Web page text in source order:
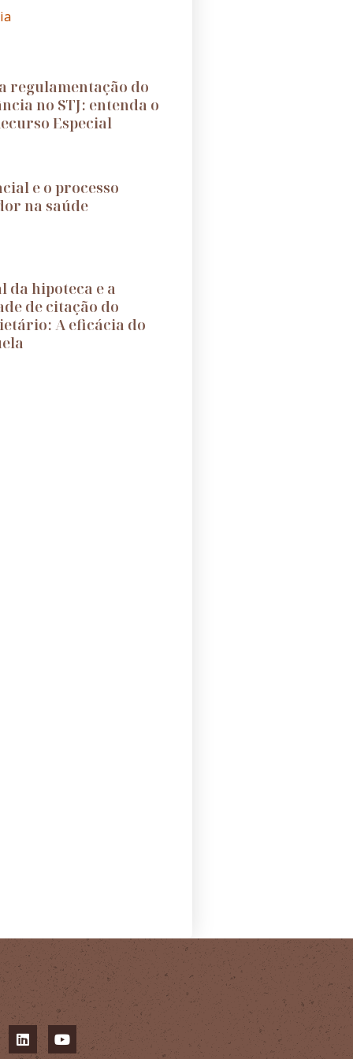
regulamentação do
no STJ: entenda o
Especial
e o processo
na saúde
da hipoteca e a
de citação do
A eficácia do